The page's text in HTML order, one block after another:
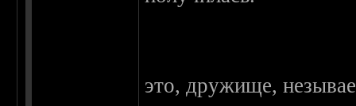
это, дружище,